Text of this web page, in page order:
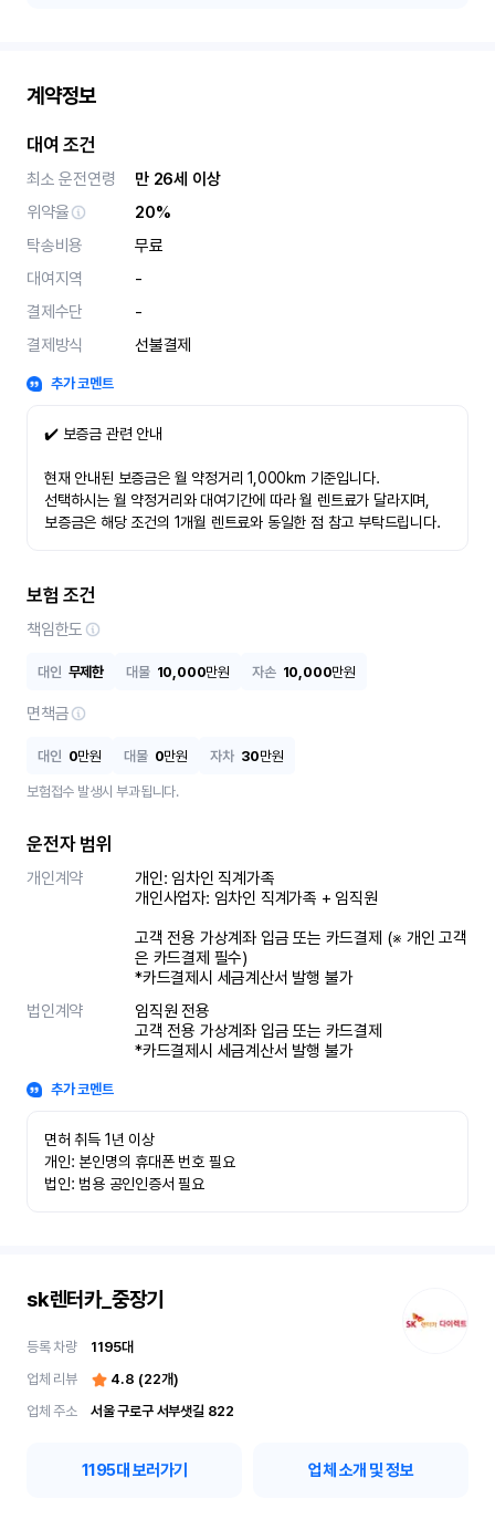
계약정보
대여 조건
최소 운전연령
만 26세 이상
위약율
20%
탁송비용
무료
대여지역
-
결제수단
-
결제방식
선불결제
추가 코멘트
✔️ 보증금 관련 안내
현재 안내된 보증금은 월 약정거리 1,000km 기준입니다.
선택하시는 월 약정거리와 대여기간에 따라 월 렌트료가 달라지며,
보증금은 해당 조건의 1개월 렌트료와 동일한 점 참고 부탁드립니다.
보험 조건
책임한도
대인 무제한 대물 10,000만원 자손 10,000만원
면책금
대인 0만원 대물 0만원 자차 30만원
보험접수 발생시 부과됩니다.
운전자 범위
개인계약
개인: 임차인 직계가족
개인사업자: 임차인 직계가족 + 임직원
고객 전용 가상계좌 입금 또는 카드결제 (※ 개인 고객
은 카드결제 필수)
*카드결제시 세금계산서 발행 불가
법인계약
임직원 전용
고객 전용 가상계좌 입금 또는 카드결제
*카드결제시 세금계산서 발행 불가
추가 코멘트
면허 취득 1년 이상
개인: 본인명의 휴대폰 번호 필요
법인: 범용 공인인증서 필요
sk렌터카_중장기
등록 차량 1195대
업체 리뷰
4.8 (22개)
업체 주소
서울 구로구 서부샛길 822
1195대 보러가기 업체 소개 및 정보